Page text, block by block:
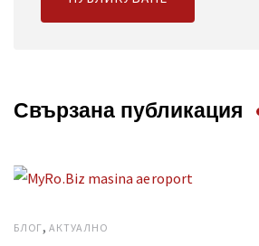
Свързана публикация
БЛОГ,AКТУАЛНО